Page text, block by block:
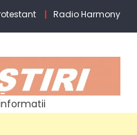
Radio Harmony